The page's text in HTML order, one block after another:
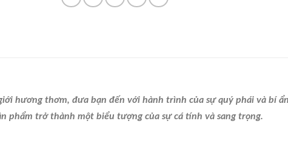
hương thơm, đưa bạn đến với hành trình của sự quý phái và bí
phẩm trở thành một biểu tượng của sự cá tính và sang trọng.